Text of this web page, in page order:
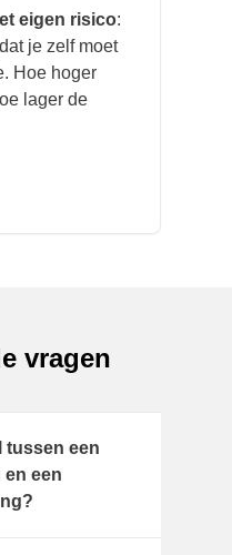
eigen risico:
je zelf moet
Hoe hoger
lager de
vragen
tussen een
een